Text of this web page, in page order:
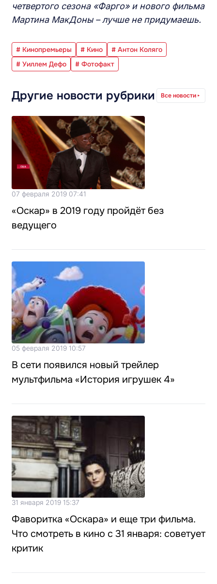
четвертого сезона «Фарго» и нового фильма
Мартина МакДоны – лучше не придумаешь.
# Кинопремьеры # Кино
# Антон Коляго
# Уиллем Дефо
# Фотофакт
Другие новости рубрики Все новости
07 февраля 2019 07:41
«Оскар» в 2019 году пройдёт без
ведущего
05 февраля 2019 10:57
В сети появился новый трейлер
мультфильма «История игрушек 4»
31 января 2019 15:37
Фаворитка «Оскара» и еще три фильма.
Что смотреть в кино с 31 января: советует
критик